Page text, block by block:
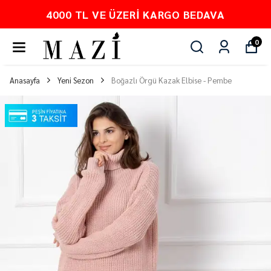
BEDAVA PEŞİN FİYATINA
0
Anasayfa Yeni Sezon Boğazlı Örgü Kazak Elbise - Pembe